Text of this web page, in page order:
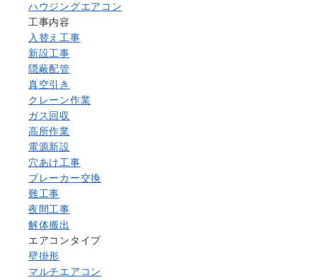
ハウジングエアコン
工事内容
入替え工事
新設工事
隠蔽配管
真空引き
クレーン作業
ガス回収
高所作業
電源新設
穴あけ工事
ブレーカー交換
難工事
夜間工事
解体搬出
エアコンタイプ
壁掛形
マルチエアコン